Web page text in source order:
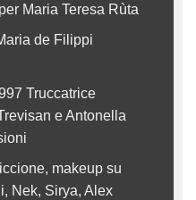
Maria Teresa Rùta
de Filippi
Truccatrice
e Antonella
makeup su
Nek, Sirya, Alex